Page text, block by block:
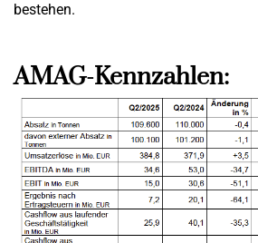
bestehen.
AMAG-Kennzahlen: